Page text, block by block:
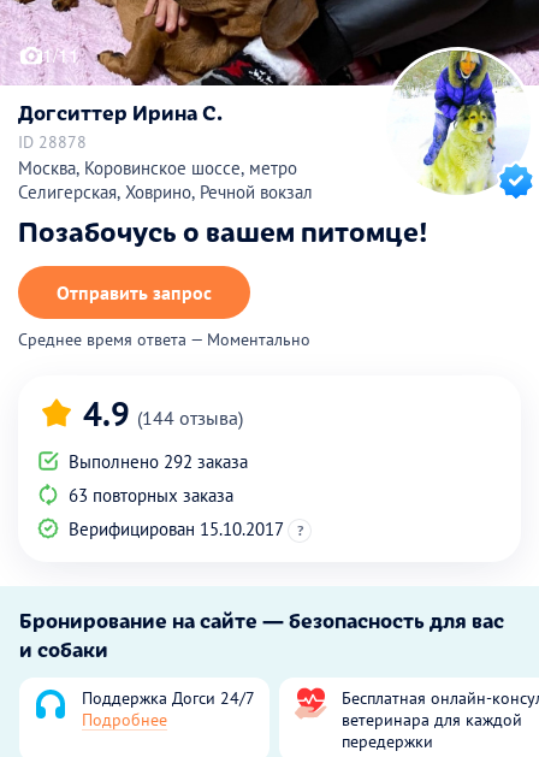
1/11
Догситтер Ирина С.
ID 28878
Москва, Коровинское шоссе, метро
Селигерская, Ховрино, Речной вокзал
Позабочусь о вашем питомце!
Отправить запрос
Среднее время ответа — Моментально
4.9 (144 отзыва)
Выполнено 292 заказа
63 повторных заказа
Верифицирован 15.10.2017
?
Бронирование на сайте — безопасность для вас
и собаки
Поддержка Догси 24/7
Подробнее
Бесплатная онлайн-
ветеринара для каждой
передержки